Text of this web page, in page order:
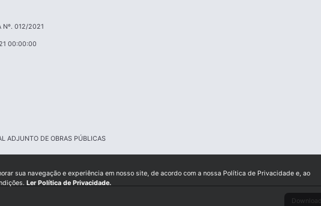
Nº. 012/2021
00:00:00
ADJUNTO DE OBRAS PÚBLICAS
Download
sua navegação e experiência em nosso site, de acordo com a nossa Política de Privacidade e, ao
Ler Política de Privacidade.